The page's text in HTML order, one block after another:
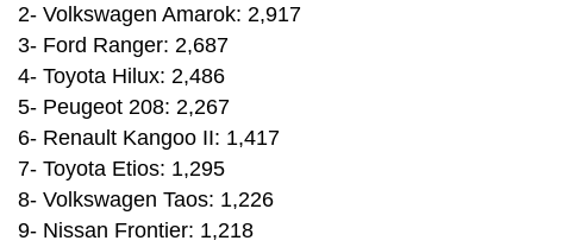
2- Volkswagen Amarok: 2,917
3- Ford Ranger: 2,687
4- Toyota Hilux: 2,486
5- Peugeot 208: 2,267
6- Renault Kangoo II: 1,417
7- Toyota Etios: 1,295
8- Volkswagen Taos: 1,226
9- Nissan Frontier: 1,218